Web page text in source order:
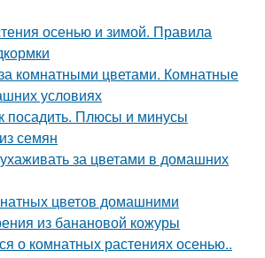
осенью и зимой. Правила
комнатными цветами. Комнатные
условиях
посадить. Плюсы и минусы
семян
за цветами в домашних
цветов домашними
из банановой кожуры
о комнатных растениях осенью..